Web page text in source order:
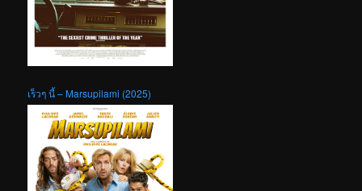
เร็วๆ นี้ – Marsupilami (2025)